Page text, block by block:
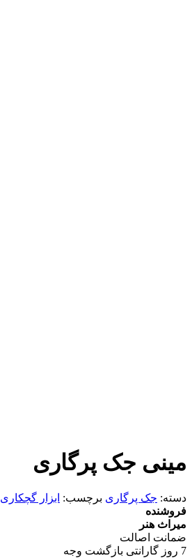
مینی جک پرگاری
دسته: جک پرگاری برچسب: ابزار گچکاری
فروشنده
میراث هنر
ضمانت اصالت
7 روز گارانتی بازگشت وجه